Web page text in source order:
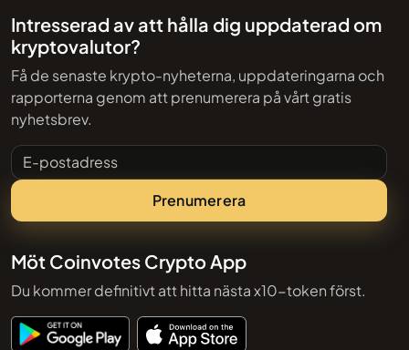
Intresserad av att hålla dig uppdaterad om
kryptovalutor?
Få de senaste krypto-nyheterna, uppdateringarna och
rapporterna genom att prenumerera på vårt gratis
nyhetsbrev.
E-postadress
Prenumerera
Möt Coinvotes Crypto App
Du kommer definitivt att hitta nästa x10-token först.